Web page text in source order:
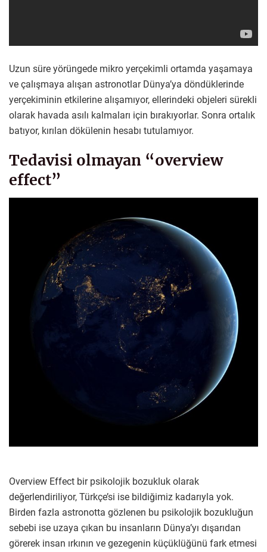
Uzun süre yörüngede mikro yerçekimli ortamda yaşamaya
ve çalışmaya alışan astronotlar Dünya’ya döndüklerinde
yerçekiminin etkilerine alışamıyor, ellerindeki objeleri sürekli
olarak havada asılı kalmaları için bırakıyorlar. Sonra ortalık
batıyor, kırılan dökülenin hesabı tutulamıyor.
Tedavisi olmayan “overview
effect”
Overview Effect bir psikolojik bozukluk olarak
değerlendiriliyor, Türkçe’si ise bildiğimiz kadarıyla yok.
Birden fazla astronotta gözlenen bu psikolojik bozukluğun
sebebi ise uzaya çıkan bu insanların Dünya’yı dışarıdan
görerek insan ırkının ve gezegenin küçüklüğünü fark etmesi